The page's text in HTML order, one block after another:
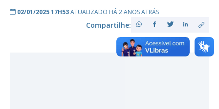
02/01/2025 17H53ATUALIZADO HÁ 2 ANOS ATRÁS
Compartilhe: